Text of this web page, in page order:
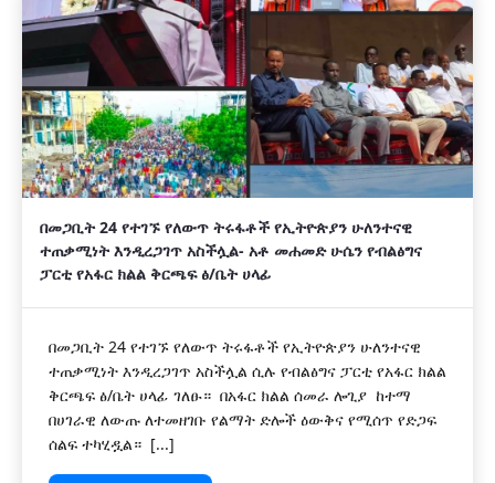
በመጋቢት 24 የተገኙ የለውጥ ትሩፋቶች የኢትዮጵያን ሁለንተናዊ
ተጠቃሚነት እንዲረጋገጥ አስችሏል- አቶ መሐመድ ሁሴን የብልፅግና
ፓርቲ የአፋር ክልል ቅርጫፍ ፅ/ቤት ሀላፊ
በመጋቢት 24 የተገኙ የለውጥ ትሩፋቶች የኢትዮጵያን ሁለንተናዊ
ተጠቃሚነት እንዲረጋገጥ አስችሏል ሲሉ የብልፅግና ፓርቲ የአፋር ክልል
ቅርጫፍ ፅ/ቤት ሀላፊ ገለፁ። በአፋር ክልል ሰመራ ሎጊያ ከተማ
በሀገራዊ ለውጡ ለተመዘገቡ የልማት ድሎች ዕውቅና የሚሰጥ የድጋፍ
ሰልፍ ተካሂዷል። [...]